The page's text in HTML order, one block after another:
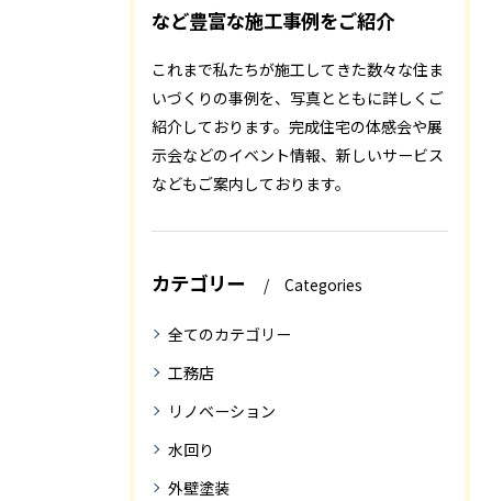
など豊富な施工事例をご紹介
これまで私たちが施工してきた数々な住ま
いづくりの事例を、写真とともに詳しくご
紹介しております。完成住宅の体感会や展
示会などのイベント情報、新しいサービス
などもご案内しております。
カテゴリー Categories
全てのカテゴリー
工務店
リノベーション
水回り
外壁塗装